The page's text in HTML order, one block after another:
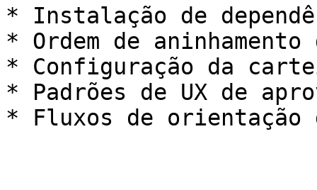
* Instalação de
* Ordem de
* Configuração da
* Padrões de UX de
* Fluxos de